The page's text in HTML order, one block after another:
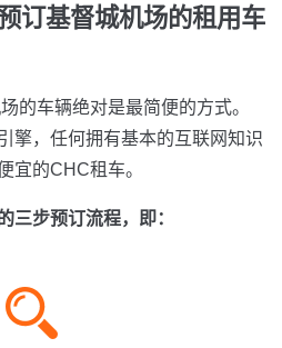
订基督城机场的租用车
的车辆绝对是最简便的方式。
擎，任何拥有基本的互联网知识
宜的CHC租车。
三步预订流程，即：